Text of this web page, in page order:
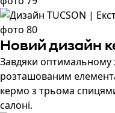
Новий дизайн
Завдяки оптимальному
розташованим
кермо з трьома
салоні.